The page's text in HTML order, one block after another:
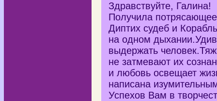
Здравствуйте, Галина!
Получила потрясающее
Диптих судеб и
на одном
выдержать
не затмевают их
и любовь освещает
написана
Успехов Вам в